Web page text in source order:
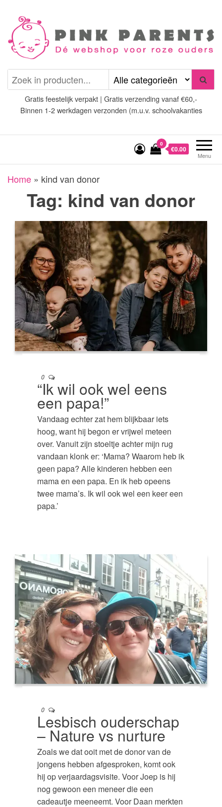
inhoud
Pink Parents
(wens)ouders
Gratis feestelijk verpakt | Gratis verzending vanaf €60,-
Binnen 1-2 werkdagen verzonden (m.u.v. schoolvakanties
Menu
0
€0.00
Home » kind van donor
Tag: kind van donor
0
“Ik wil ook wel eens
een papa!”
Vandaag echter zat hem blijkbaar iets
hoog, want hij begon er vrijwel meteen
over. Vanuit zijn stoeltje achter mijn rug
vandaan klonk er: ‘Mama? Waarom heb ik
geen papa? Alle kinderen hebben een
mama en een papa. En ik heb opeens
twee mama’s. Ik wil ook wel een keer een
papa.’
0
Lesbisch ouderschap
– Nature vs nurture
Zoals we dat ooit met de donor van de
jongens hebben afgesproken, komt ook
hij op verjaardagsvisite. Voor Joep is hij
nog gewoon een meneer die een
cadeautje meeneemt. Voor Daan merkten